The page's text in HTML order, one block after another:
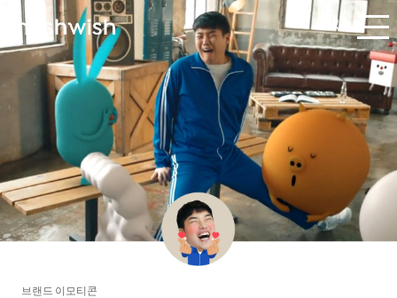
브랜드 이모티콘